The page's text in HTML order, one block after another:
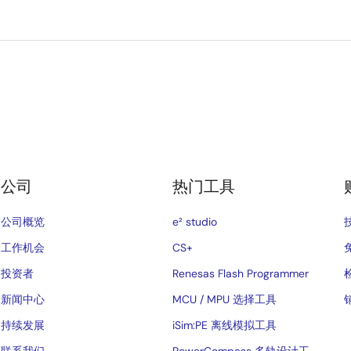
公司
公司概览
工作机会
投资者
新闻中心
持续发展
热门工具
e² studio
CS+
Renesas Flash Programmer
MCU / MPU 选择工具
iSim:PE 离线模拟工具